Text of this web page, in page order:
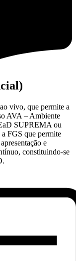
vivo, que permite a
AVA – Ambiente
SUPREMA ou
FGS que permite
e
constituindo-se